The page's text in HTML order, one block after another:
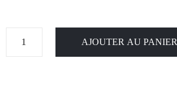
AJOUTER AU PANIER